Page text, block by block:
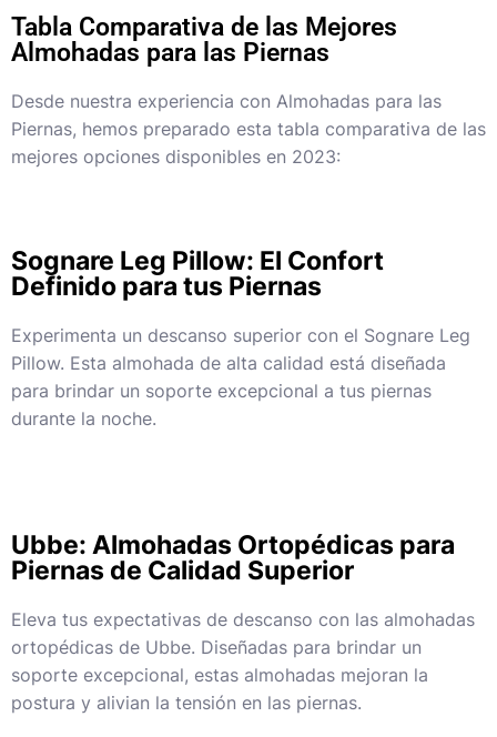
Tabla Comparativa de las Mejores
Almohadas para las Piernas
Desde nuestra experiencia con Almohadas para las
Piernas, hemos preparado esta tabla comparativa de las
mejores opciones disponibles en 2023:
Sognare Leg Pillow: El Confort
Definido para tus Piernas
Experimenta un descanso superior con el Sognare Leg
Pillow. Esta almohada de alta calidad está diseñada
para brindar un soporte excepcional a tus piernas
durante la noche.
Ubbe: Almohadas Ortopédicas para
Piernas de Calidad Superior
Eleva tus expectativas de descanso con las almohadas
ortopédicas de Ubbe. Diseñadas para brindar un
soporte excepcional, estas almohadas mejoran la
postura y alivian la tensión en las piernas.